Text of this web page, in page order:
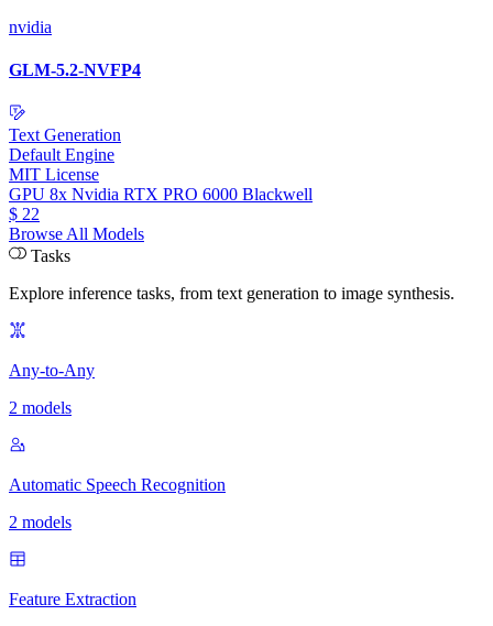
nvidia
GLM-5.2-NVFP4
Text Generation
Default Engine
MIT License
GPU 8x Nvidia RTX PRO 6000 Blackwell
$ 22
Browse All Models
Tasks
Explore inference tasks, from text generation to image synthesis.
Any-to-Any
2 models
Automatic Speech Recognition
2 models
Feature Extraction